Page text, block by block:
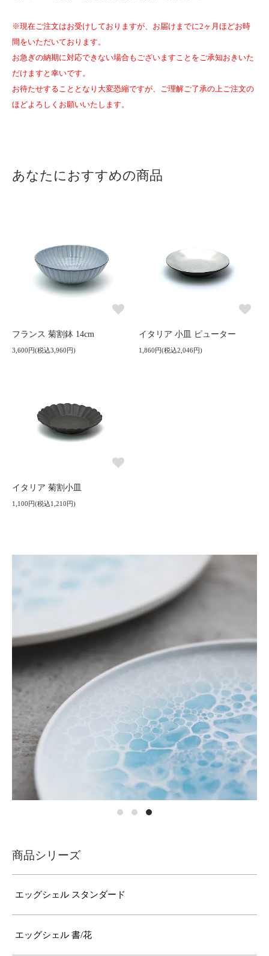
※現在ご注文はお受けしておりますが、お届けまでに2ヶ月ほどお時
間をいただいております。
お急ぎの納期に対応できない場合もございますことをご承知おきいた
だけますと幸いです。
お待たせすることとなり大変恐縮ですが、ご理解ご了承の上ご注文の
ほどよろしくお願いいたします。
あなたにおすすめの商品
フランス 菊割鉢 14cm
3,600円(税込3,960円)
イタリア 小皿 ピューター
1,860円(税込2,046円)
イタリア 菊割小皿
1,100円(税込1,210円)
商品シリーズ
エッグシェル スタンダード
エッグシェル 書/花